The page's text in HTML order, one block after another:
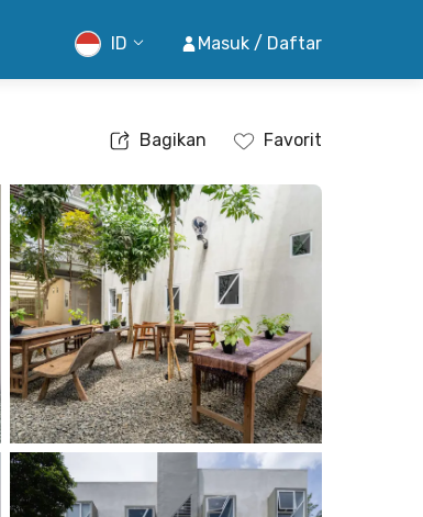
ID Masuk / Daftar
Bagikan Favorit